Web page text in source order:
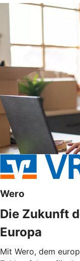
Wero
Die Zukunft
Europa
Mit Wero, dem